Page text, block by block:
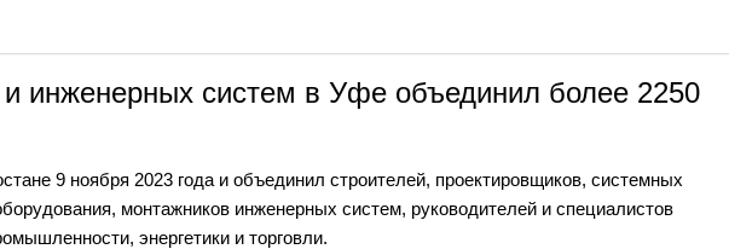
и инженерных систем в Уфе объединил более 2250
9 ноября 2023 года и объединил строителей, проектировщиков, системных
монтажников инженерных систем, руководителей и специалистов
энергетики и торговли.